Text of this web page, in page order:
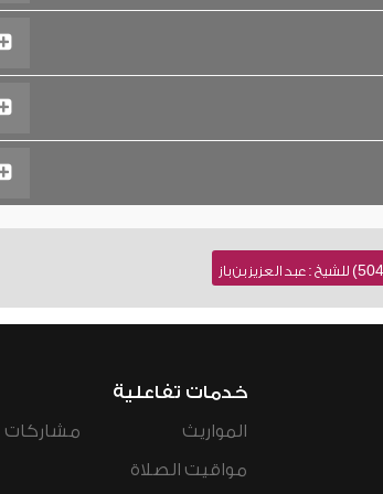
خدمات تفاعلية
المواريث
مواقيت الصلاة
مشاركات